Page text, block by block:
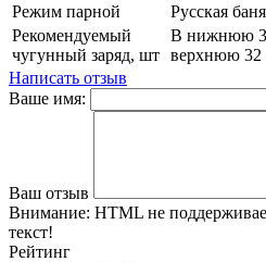
Режим парной
Русская баня
Рекомендуемый
чугунный заряд, шт
В нижнюю 3
верхнюю 32
Написать отзыв
Ваше имя:
Ваш отзыв
Внимание: HTML не
текст!
Рейтинг